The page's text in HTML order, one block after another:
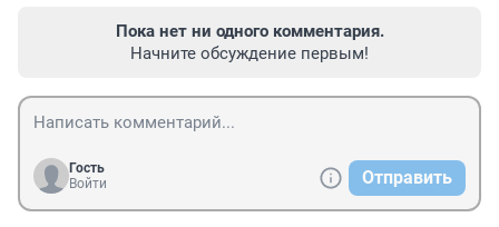
Пока нет ни одного комментария.
Начните обсуждение первым!
Гость
Войти
Отправить